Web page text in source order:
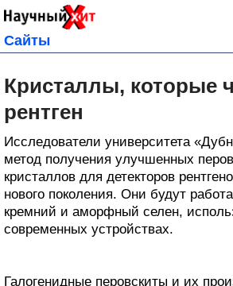
Сайты
Кристаллы, которые
рентген
Исследователи университета
метод получения улучшенных
кристаллов для детекторов
нового поколения. Они будут
кремний и аморфный селен,
современных устройствах.
Галогенидные перовскиты и их